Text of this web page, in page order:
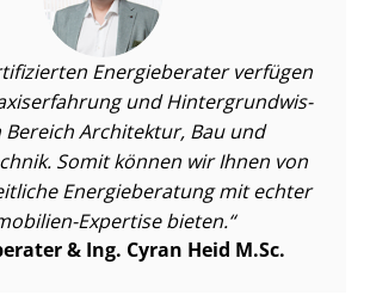
Energieberater verfügen
und Hin­ter­grund­wis­
Bereich Architektur, Bau und
Somit können wir Ihnen von
Energieberatung mit echter
Expertise bieten.
& Ing. Cyran Heid M.Sc.